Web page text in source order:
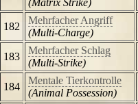
(Matrix Strike)
182
Mehrfacher Angriff
(Multi-Charge)
183
Mehrfacher Schlag
(Multi-Strike)
184
Mentale Tierkontrolle
(Animal Possession)